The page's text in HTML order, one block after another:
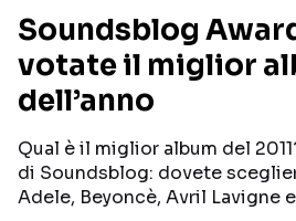
RECENSIONI MUSICALI
INTERVISTE
GOSSIP E CURIOSITÀ
Soundsblog
votate il miglior
dell’anno
Qual è il miglior album del
di Soundsblog: dovete
Adele, Beyoncè, Avril Lavigne